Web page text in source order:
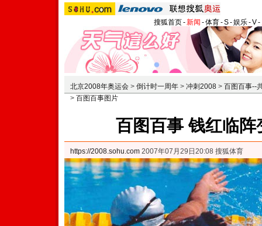
搜狐首页-新闻 -体育-S-娱乐-V-
北京2008年奥运会 > 倒计时一周年 > 冲刺2008 > 百图百事--
> 百图百事图片
百图百事 钱红临阵
https://2008.sohu.com 2007年07月29日20:08 搜狐体育